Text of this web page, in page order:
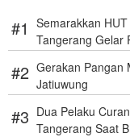
Semarakkan
Tangerang Gelar
Gerakan Pangan
Jatiuwung
Dua Pelaku
Tangerang Saat